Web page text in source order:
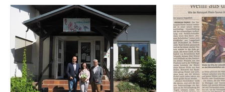
Betreutes Wohnen Oestrich-Winkel Kita Gänsberg